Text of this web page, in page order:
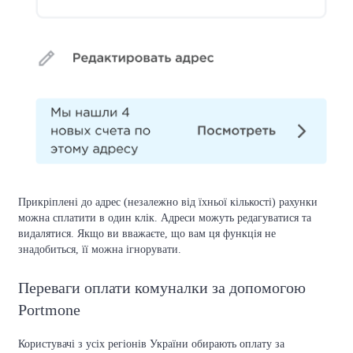
Прикріплені до адрес (незалежно від їхньої кількості) рахунки
можна сплатити в один клік. Адреси можуть редагуватися та
видалятися. Якщо ви вважаєте, що вам ця функція не
знадобиться, її можна ігнорувати.
Переваги оплати комуналки за допомогою
Portmone
Користувачі з усіх регіонів України обирають оплату за